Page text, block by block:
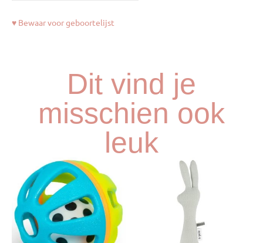
♥ Bewaar voor geboortelijst
Dit vind je
misschien ook
leuk